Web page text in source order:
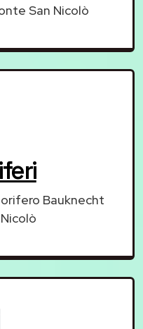
San Nicolò
Bauknecht